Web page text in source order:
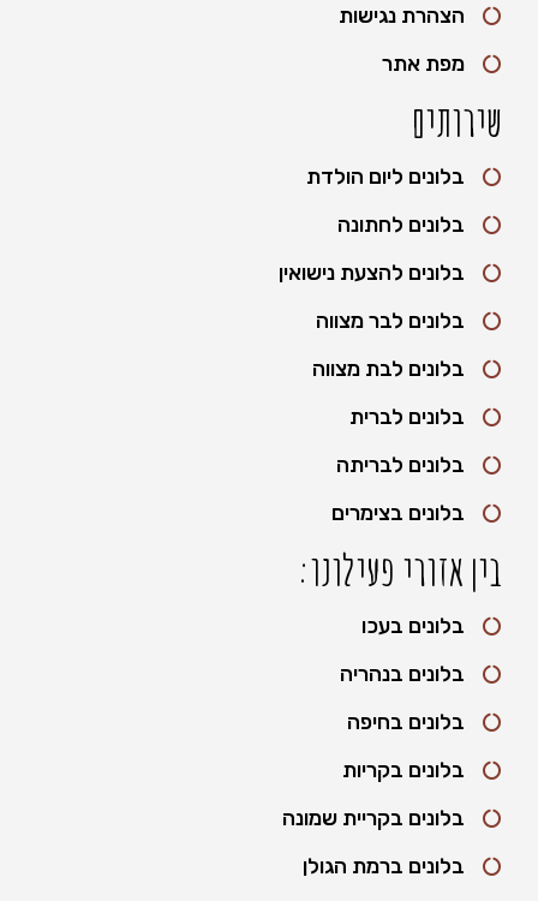
הצהרת נגישות
מפת אתר
שירותים
בלונים ליום הולדת
בלונים לחתונה
בלונים להצעת נישואין
בלונים לבר מצווה
בלונים לבת מצווה
בלונים לברית
בלונים לבריתה
בלונים בצימרים
בין אזורי פעילונו:
בלונים בעכו
בלונים בנהריה
בלונים בחיפה
בלונים בקריות
בלונים בקריית שמונה
בלונים ברמת הגולן